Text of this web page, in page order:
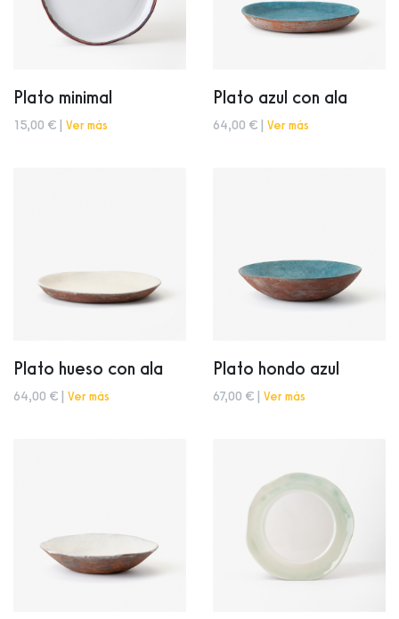
Plato minimal
15,00 € | Ver más
Plato azul con ala
64,00 € | Ver más
Plato hueso con ala
64,00 € | Ver más
Plato hondo azul
67,00 € | Ver más